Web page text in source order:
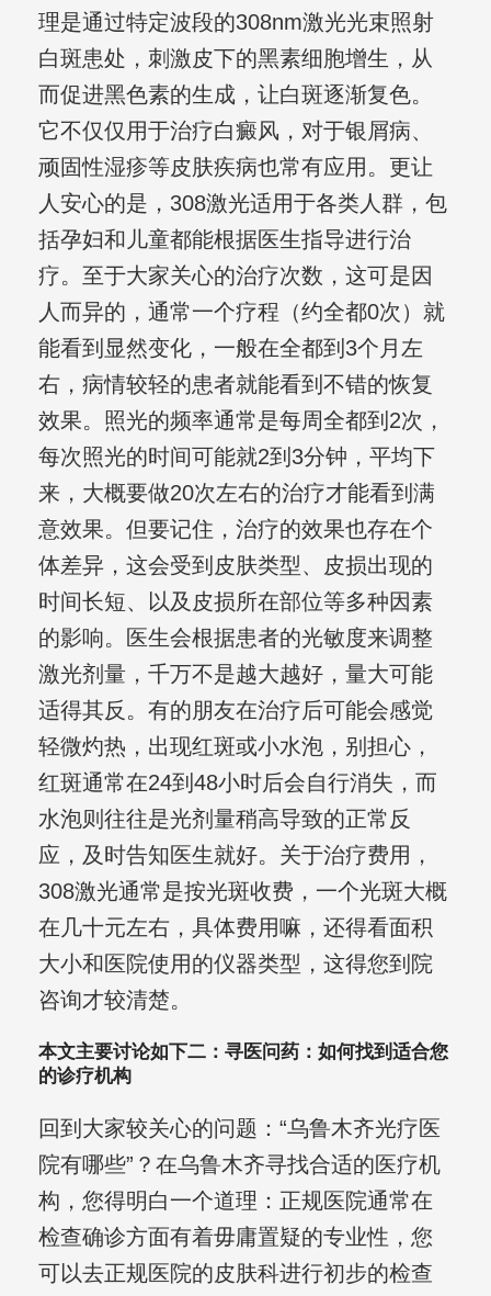
理是通过特定波段的308nm激光光束照射
白斑患处，刺激皮下的黑素细胞增生，从
而促进黑色素的生成，让白斑逐渐复色。
它不仅仅用于治疗白癜风，对于银屑病、
顽固性湿疹等皮肤疾病也常有应用。更让
人安心的是，308激光适用于各类人群，包
括孕妇和儿童都能根据医生指导进行治
疗。至于大家关心的治疗次数，这可是因
人而异的，通常一个疗程（约全都0次）就
能看到显然变化，一般在全都到3个月左
右，病情较轻的患者就能看到不错的恢复
效果。照光的频率通常是每周全都到2次，
每次照光的时间可能就2到3分钟，平均下
来，大概要做20次左右的治疗才能看到满
意效果。但要记住，治疗的效果也存在个
体差异，这会受到皮肤类型、皮损出现的
时间长短、以及皮损所在部位等多种因素
的影响。医生会根据患者的光敏度来调整
激光剂量，千万不是越大越好，量大可能
适得其反。有的朋友在治疗后可能会感觉
轻微灼热，出现红斑或小水泡，别担心，
红斑通常在24到48小时后会自行消失，而
水泡则往往是光剂量稍高导致的正常反
应，及时告知医生就好。关于治疗费用，
308激光通常是按光斑收费，一个光斑大概
在几十元左右，具体费用嘛，还得看面积
大小和医院使用的仪器类型，这得您到院
咨询才较清楚。
本文主要讨论如下二：寻医问药：如何找到适合您
的诊疗机构
回到大家较关心的问题：“乌鲁木齐光疗医
院有哪些”？在乌鲁木齐寻找合适的医疗机
构，您得明白一个道理：正规医院通常在
检查确诊方面有着毋庸置疑的专业性，您
可以去正规医院的皮肤科进行初步的检查